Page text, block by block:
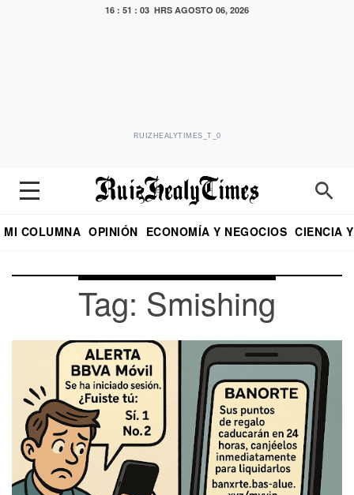
16 : 51 : 03 HRS AGOSTO 06, 2026
RUIZHEALYTIMES_T_0
MI COLUMNA OPINIÓN ECONOMÍA Y NEGOCIOS CIENCIA
Tag: Smishing